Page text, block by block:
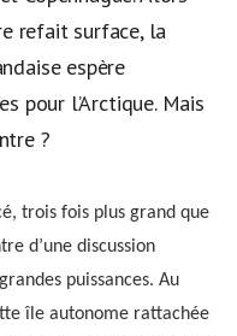
refait surface, la
espère
pour l’Arctique. Mais
?
trois fois plus grand que
d’une discussion
puissances. Au
île autonome rattachée